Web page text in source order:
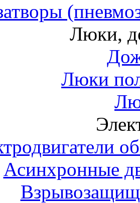
Люки,
Люки
Асинхронные